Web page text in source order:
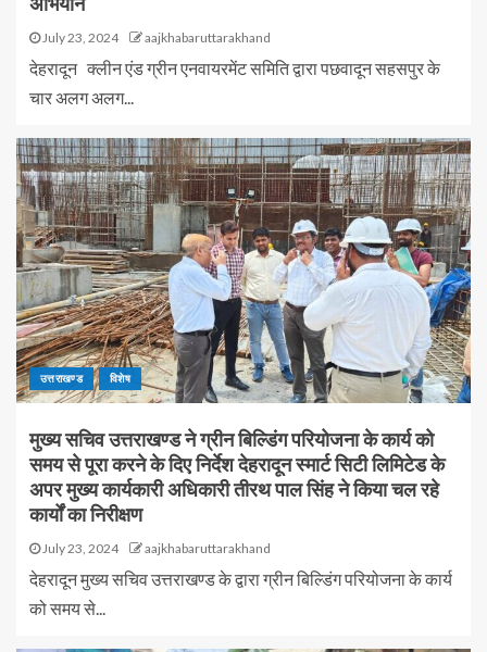
July 23, 2024 aajkhabaruttarakhand
देहरादून क्लीन एंड ग्रीन एनवायरमेंट समिति द्वारा पछवादून सहसपुर के
चार अलग अलग...
उत्तराखण्ड विशेष
मुख्य सचिव उत्तराखण्ड ने ग्रीन बिल्डिंग परियोजना के कार्य को
समय से पूरा करने के दिए निर्देश देहरादून स्मार्ट सिटी लिमिटेड के
अपर मुख्य कार्यकारी अधिकारी तीरथ पाल सिंह ने किया चल रहे
कार्यों का निरीक्षण
July 23, 2024 aajkhabaruttarakhand
देहरादून मुख्य सचिव उत्तराखण्ड के द्वारा ग्रीन बिल्डिंग परियोजना के कार्य
को समय से...